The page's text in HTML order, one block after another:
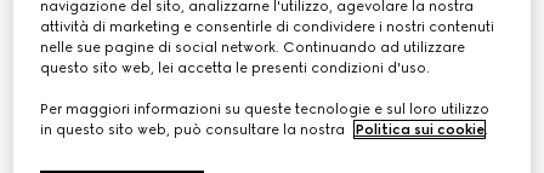
navigazione del sito, analizzarne l'utilizzo, agevolare la nostra
attività di marketing e consentirle di condividere i nostri contenuti
nelle sue pagine di social network. Continuando ad utilizzare
questo sito web, lei accetta le presenti condizioni d'uso.
Per maggiori informazioni su queste tecnologie e sul loro utilizzo
in questo sito web, può consultare la nostra
Politica sui cookie.